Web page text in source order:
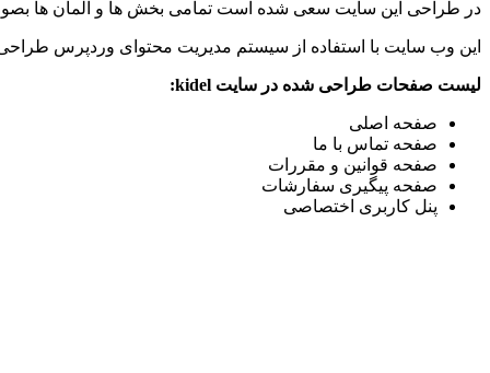
در طراحی این سایت سعی شده است تمامی بخش ها و المان ها
این وب سایت با استفاده از سیستم مدیریت محتوای وردپرس
لیست صفحات طراحی شده در سایت kidel:
صفحه اصلی
صفحه تماس با ما
صفحه قوانین و مقررات
صفحه پیگیری سفارشات
پنل کاربری اختصاصی